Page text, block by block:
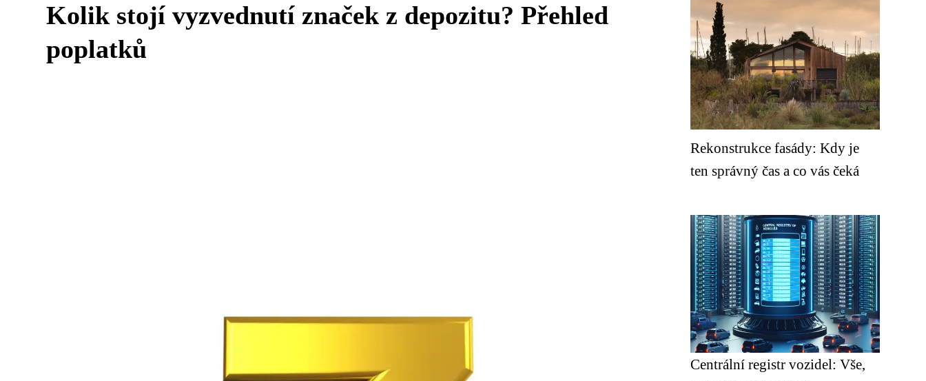
Kolik stojí vyzvednutí značek z depozitu? Přehled
poplatků
Rekonstrukce fasády: Kdy je
ten správný čas a co vás čeká
Centrální registr vozidel: Vše,